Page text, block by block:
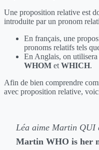
Une proposition relative est
introduite par un pronom
En français, une
pronoms relatifs tels
En Anglais, on
WHOM et WHICH.
Afin de bien comprendre
avec proposition relative,
Léa aime Martin QUI
Martin WHO is her